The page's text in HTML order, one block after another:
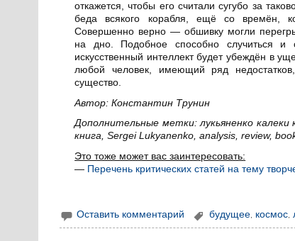
откажется, чтобы его считали сугубо за
беда всякого корабля, ещё со времён,
Совершенно верно — обшивку могли
на дно. Подобное способно случиться и
искусственный интеллект будет убеждён в
любой человек, имеющий ряд
существо.
Автор: Константин Трунин
Дополнительные метки: лукьяненко
книга, Sergei Lukyanenko, analysis, review,
Это тоже может вас заинтересовать:
— Перечень критических статей на тему
Оставить комментарий будущее, космос,